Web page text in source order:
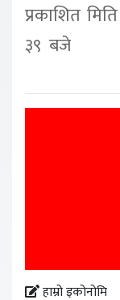
प्रकाशित
३९ बजे
हाम्रो इकोनोमि